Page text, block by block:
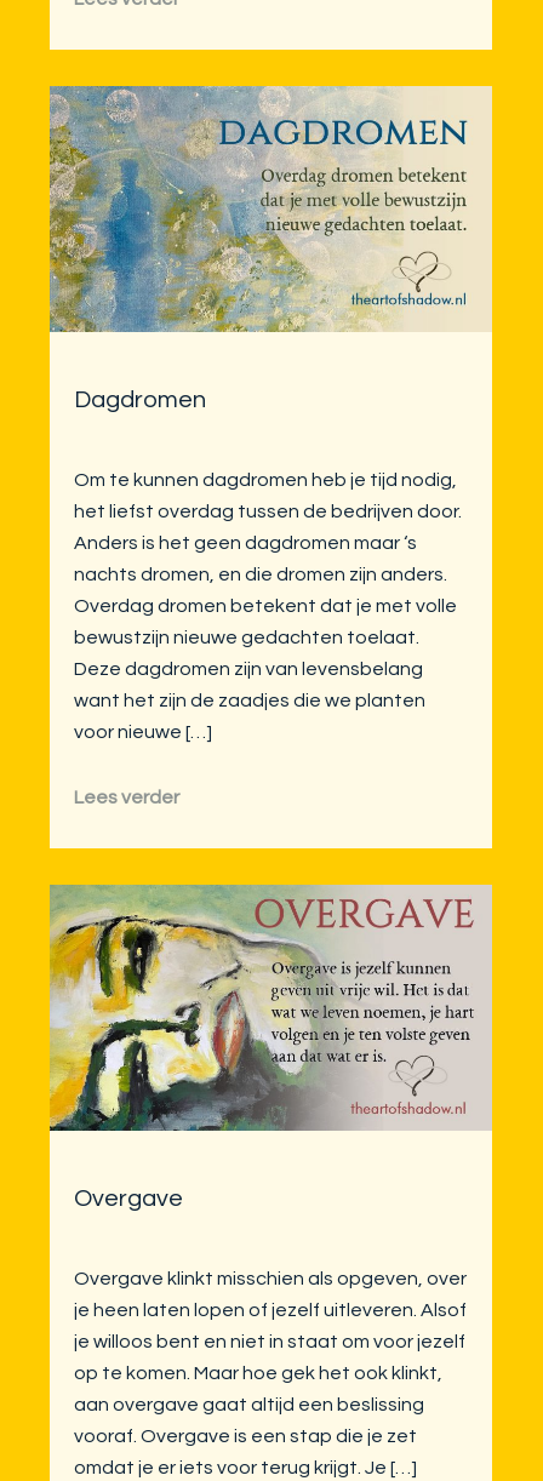
Dagdromen
Om te kunnen dagdromen heb je tijd nodig,
het liefst overdag tussen de bedrijven door.
Anders is het geen dagdromen maar ‘s
nachts dromen, en die dromen zijn anders.
Overdag dromen betekent dat je met volle
bewustzijn nieuwe gedachten toelaat.
Deze dagdromen zijn van levensbelang
want het zijn de zaadjes die we planten
voor nieuwe […]
Lees verder
Overgave
Overgave klinkt misschien als opgeven, over
je heen laten lopen of jezelf uitleveren. Alsof
je willoos bent en niet in staat om voor jezelf
op te komen. Maar hoe gek het ook klinkt,
aan overgave gaat altijd een beslissing
vooraf. Overgave is een stap die je zet
omdat je er iets voor terug krijgt. Je […]